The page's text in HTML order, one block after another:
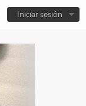
Iniciar sesión